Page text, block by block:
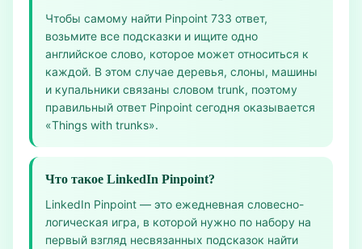
Чтобы самому найти Pinpoint 733 ответ,
возьмите все подсказки и ищите одно
английское слово, которое может относиться к
каждой. В этом случае деревья, слоны, машины
и купальники связаны словом trunk, поэтому
правильный ответ Pinpoint сегодня оказывается
«Things with trunks».
Что такое LinkedIn Pinpoint?
LinkedIn Pinpoint — это ежедневная словесно-
логическая игра, в которой нужно по набору на
первый взгляд несвязанных подсказок найти